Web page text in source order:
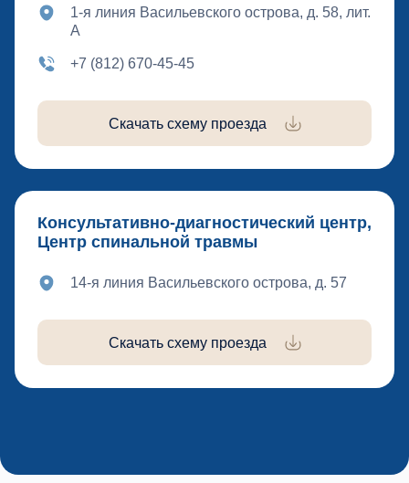
1-я линия Васильевского острова, д. 58, лит.
А
+7 (812) 670-45-45
Скачать схему проезда
Консультативно-диагностический центр,
Центр спинальной травмы
14-я линия Васильевского острова, д. 57
Скачать схему проезда